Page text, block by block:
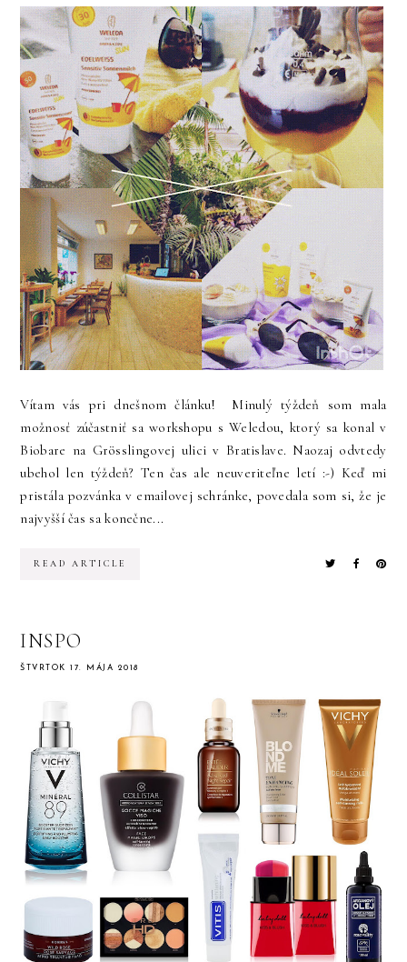
Vítam vás pri dnešnom článku! Minulý týždeň som mala
možnosť zúčastniť sa workshopu s Weledou, ktorý sa konal v
Biobare na Grösslingovej ulici v Bratislave. Naozaj odvtedy
ubehol len týždeň? Ten čas ale neuveriteľne letí :-) Keď mi
pristála pozvánka v emailovej schránke, povedala som si, že je
najvyšší čas sa konečne...
READ ARTICLE
INSPO
ŠTVRTOK 17. MÁJA 2018